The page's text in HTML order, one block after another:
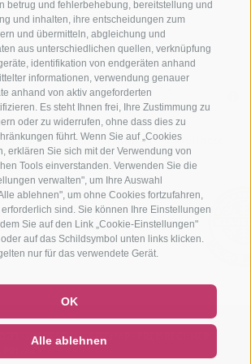
betrug und fehlerbehebung, bereitstellung und
und inhalten, ihre entscheidungen zum
und übermitteln, abgleichung und
aus unterschiedlichen quellen, verknüpfung
identifikation von endgeräten anhand
informationen, verwendung genauer
anhand von aktiv angeforderten
Es steht Ihnen frei, Ihre Zustimmung zu
oder zu widerrufen, ohne dass dies zu
führt. Wenn Sie auf „Cookies
erklären Sie sich mit der Verwendung von
Tools einverstanden. Verwenden Sie die
verwalten", um Ihre Auswahl
ablehnen", um ohne Cookies fortzufahren,
sind. Sie können Ihre Einstellungen
Sie auf den Link „Cookie-Einstellungen"
auf das Schildsymbol unten links klicken.
nur für das verwendete Gerät.
OK
Alle ablehnen
#Apartments #Ahrntal
#Wellness
#Ferienwohnungen#Ahrntal
IMPRESSUM SITEMAP